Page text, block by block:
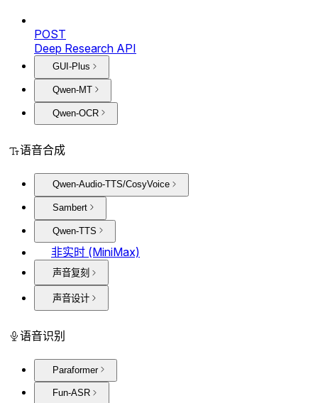
POST
Deep Research API
GUI-Plus
Qwen-MT
Qwen-OCR
语音合成
Qwen-Audio-TTS/CosyVoice
Sambert
Qwen-TTS
非实时 (MiniMax)
声音复刻
声音设计
语音识别
Paraformer
Fun-ASR